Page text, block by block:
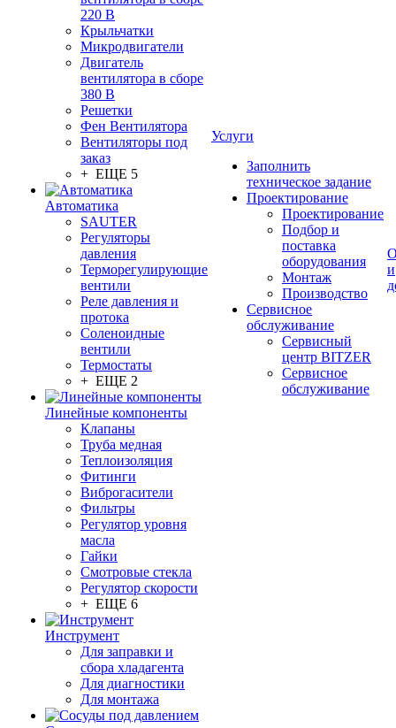
220 В
Крыльчатки
Микродвигатели
Двигатель
вентилятора в сборе
380 В
Решетки
Фен Вентилятора
Вентиляторы под
заказ
+ ЕЩЕ 5
Автоматика
SAUTER
Регуляторы
давления
Терморегулирующие
вентили
Реле давления и
протока
Соленоидные
вентили
Термостаты
+ ЕЩЕ 2
Линейные компоненты
Клапаны
Труба медная
Теплоизоляция
Фитинги
Виброгасители
Фильтры
Регулятор уровня
масла
Гайки
Смотровые стекла
Регулятор скорости
+ ЕЩЕ 6
Инструмент
Для заправки и
сбора хладагента
Для диагностики
Для монтажа
Услуги
Заполнить
техническое задание
Проектирование
Проектирование
Подбор и
поставка
оборудования
Монтаж
Производство
Сервисное
обслуживание
Сервисный
центр BITZER
Сервисное
обслуживание
и